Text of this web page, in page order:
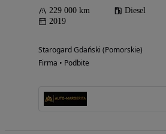
229 000 km Diesel
2019
Starogard Gdański (Pomorskie)
Firma • Podbite